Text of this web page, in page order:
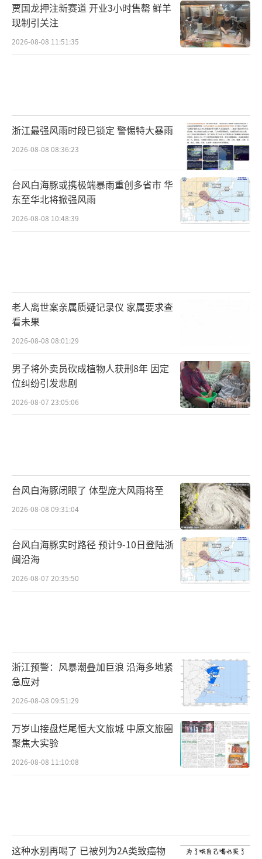
贾国龙押注新赛道 开业3小时售罄 鲜羊
现制引关注
2026-08-08 11:51:35
浙江最强风雨时段已锁定 警惕特大暴雨
2026-08-08 08:36:23
台风白海豚或携极端暴雨重创多省市 华
东至华北将掀强风雨
2026-08-08 10:48:39
老人离世案亲属质疑记录仪 家属要求查
看未果
2026-08-08 08:01:29
男子将外卖员砍成植物人获刑8年 因定
位纠纷引发悲剧
2026-08-07 23:05:06
台风白海豚闭眼了 体型庞大风雨将至
2026-08-08 09:31:04
台风白海豚实时路径 预计9-10日登陆浙
闽沿海
2026-08-07 20:35:50
浙江预警：风暴潮叠加巨浪 沿海多地紧
急应对
2026-08-08 09:51:29
万岁山接盘烂尾恒大文旅城 中原文旅圈
聚焦大实验
2026-08-08 11:10:08
这种水别再喝了 已被列为2A类致癌物